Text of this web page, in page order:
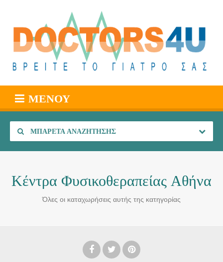
ΜΕΝΟΎ
ΜΠΑΡΈΤΑ ΑΝΑΖΉΤΗΣΗΣ
Κέντρα Φυσικοθεραπείας Αθήνα
Όλες οι καταχωρήσεις αυτής της κατηγορίας